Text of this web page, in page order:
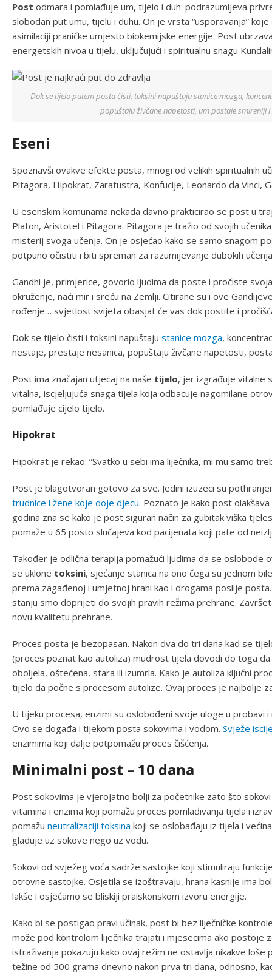
Post odmara i pomlađuje um, tijelo i duh: podrazumijeva
slobodan put umu, tijelu i duhu. On je vrsta “usporavanja”
asimilaciji praničke umjesto biokemijske energije. Post
energetskih nivoa u tijelu, uključujući i spiritualnu snagu
Dok se tijelo putem posta čisti, toksini napuštaju stanice mozga,
popuštaju živčane napetosti, um postaje smireniji
Eseni
Spoznavši ovakve efekte posta, mnogi od velikih spiritualnih
Pitagora, Hipokrat, Zaratustra, Konfucije, Leonardo da Vinci,
U esenskim komunama nekada davno prakticirao se post u
Platon, Aristotel i Pitagora. Pitagora je tražio od svojih
misterij svoga učenja. On je osjećao kako se samo snagom
potpuno očistiti i biti spreman za razumijevanje dubokih
Gandhi je, primjerice, govorio ljudima da poste i pročiste
okruženje, naći mir i sreću na Zemlji. Citirane su i ove
rođenje… svjetlost svijeta obasjat će vas dok postite i
Dok se tijelo čisti i toksini napuštaju stanice mozga,
nestaje, prestaje nesanica, popuštaju živčane napetosti,
Post ima značajan utjecaj na naše tijelo, jer izgrađuje vitalne
vitalna, iscjeljujuća snaga tijela koja odbacuje nagomilane
pomlađuje cijelo tijelo.
Hipokrat
Hipokrat je rekao: “Svatko u sebi ima liječnika, mi mu samo
Post je blagotvoran gotovo za sve. Jedini izuzeci su
trudnice i žene koje doje djecu. Poznato je kako post
godina zna se kako je post siguran način za gubitak viška
pomaže u 65 posto slučajeva kod pacijenata koji pate od
Također je odlična terapija pomažući ljudima da se oslobode
se uklone toksini, sjećanje stanica na ono čega su jednom
prema zagađenoj i umjetnoj hrani kao i drogama poslije
stanju smo doprijeti do svojih pravih režima prehrane.
novu kvalitetu prehrane.
Proces posta je bezopasan. Nakon dva do tri dana kad se
(proces poznat kao autoliza) mudrost tijela dovodi do toga
oboljela, oštećena, stara ili izumrla. Kako je autoliza ključni
tijelo da počne s procesom autolize. Ovaj proces je najbolje
U tijeku procesa, enzimi su oslobođeni svoje uloge u probavi
Ovo se događa i tijekom posta sokovima i vodom. Svježe
enzimima koji dalje potpomažu proces čišćenja.
Minimalni post – 10 dana
Post sokovima je vjerojatno bolji za početnike zato što
vitamina i enzima koji pomažu proces pomlađivanja tijela i
pomažu neutralizaciji toksina koji se oslobađaju iz tijela i
gladuje uz sokove nego uz vodu.
Sokovi od svježeg voća sadrže sastojke koji stimuliraju
otrovne sastojke. Osjetila se izoštravaju, hrana kasnije ima
lakše i osjećamo se bliskiji praiskonskom izvoru energije.
Kako bi se postigao pravi učinak, post bi bez liječničke
može pod kontrolom liječnika trajati i mjesecima ako postoje
istraživanja pokazuju kako ovaj režim ne ostavlja nikakve
težine od 500 grama dnevno nakon prva tri dana, odnosno,